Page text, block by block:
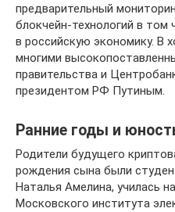
предварительный
блокчейн-технологий в том
в российскую экономику. В
многими
правительства и
президентом РФ Путиным.
Ранние годы и
Родители будущего
рождения сына были
Наталья Амелина, училась
Московского института